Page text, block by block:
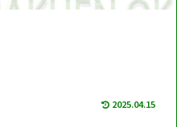
2025.04.15